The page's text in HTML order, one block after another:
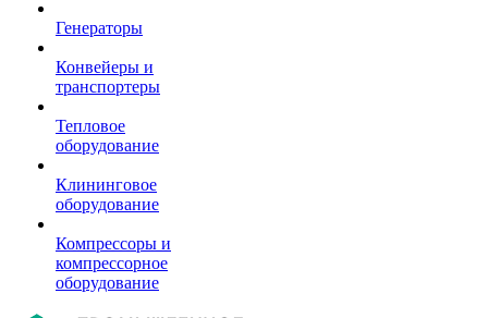
Генераторы
Конвейеры и
транспортеры
Тепловое
оборудование
Клининговое
оборудование
Компрессоры и
компрессорное
оборудование